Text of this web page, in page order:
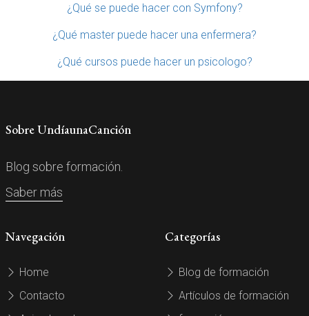
¿Qué se puede hacer con Symfony?
¿Qué master puede hacer una enfermera?
¿Qué cursos puede hacer un psicologo?
Sobre UndíaunaCanción
Blog sobre formación.
Saber más
Navegación
Home
Contacto
Categorías
Blog de formación
Artículos de formación